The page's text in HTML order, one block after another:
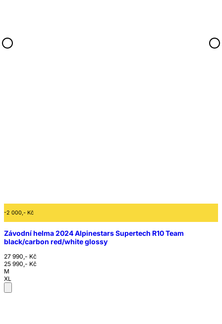
-2 000,- Kč
Závodní helma 2024 Alpinestars Supertech R10 Team
black/carbon red/white glossy
27 990,- Kč
25 990,- Kč
M
XL